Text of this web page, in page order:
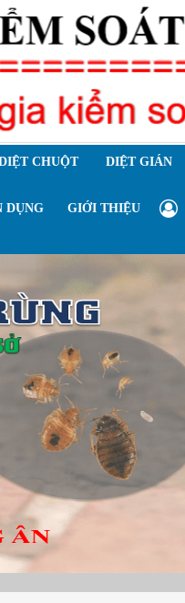
CHUỘT DIỆT GIÁN
DỤNG GIỚI THIỆU